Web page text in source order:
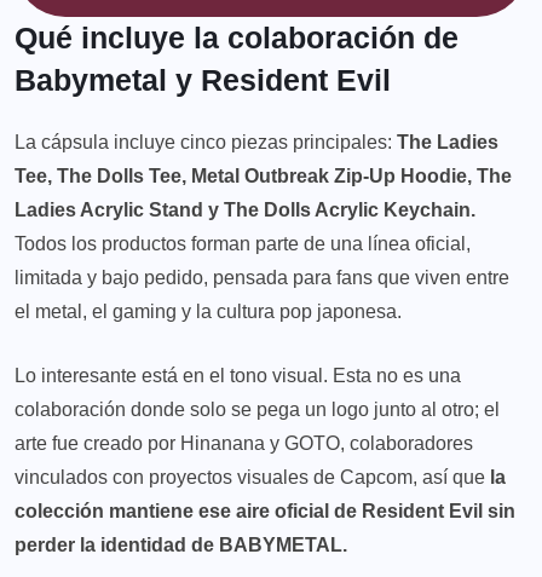
Qué incluye la colaboración de
Babymetal y Resident Evil
La cápsula incluye cinco piezas principales: The Ladies
Tee, The Dolls Tee, Metal Outbreak Zip-Up Hoodie, The
Ladies Acrylic Stand y The Dolls Acrylic Keychain.
Todos los productos forman parte de una línea oficial,
limitada y bajo pedido, pensada para fans que viven entre
el metal, el gaming y la cultura pop japonesa.
Lo interesante está en el tono visual. Esta no es una
colaboración donde solo se pega un logo junto al otro; el
arte fue creado por Hinanana y GOTO, colaboradores
vinculados con proyectos visuales de Capcom, así que la
colección mantiene ese aire oficial de Resident Evil sin
perder la identidad de BABYMETAL.